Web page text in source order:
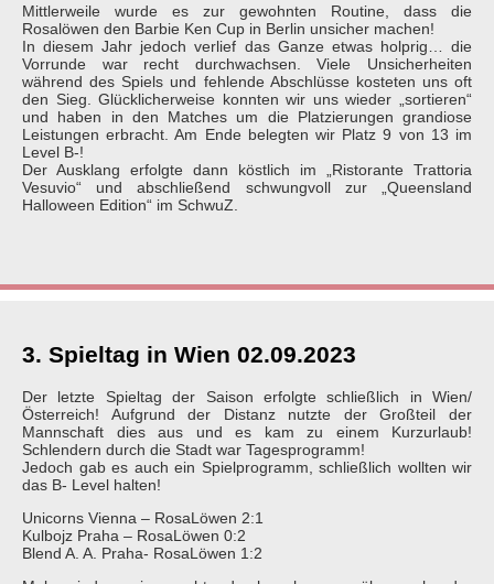
Mittlerweile wurde es zur gewohnten Routine, dass die
Rosalöwen den Barbie Ken Cup in Berlin unsicher machen!
In diesem Jahr jedoch verlief das Ganze etwas holprig… die
Vorrunde war recht durchwachsen. Viele Unsicherheiten
während des Spiels und fehlende Abschlüsse kosteten uns oft
den Sieg. Glücklicherweise konnten wir uns wieder „sortieren“
und haben in den Matches um die Platzierungen grandiose
Leistungen erbracht. Am Ende belegten wir Platz 9 von 13 im
Level B-!
Der Ausklang erfolgte dann köstlich im „Ristorante Trattoria
Vesuvio“ und abschließend schwungvoll zur „Queensland
Halloween Edition“ im SchwuZ.
3. Spieltag in Wien 02.09.2023
Der letzte Spieltag der Saison erfolgte schließlich in Wien/
Österreich! Aufgrund der Distanz nutzte der Großteil der
Mannschaft dies aus und es kam zu einem Kurzurlaub!
Schlendern durch die Stadt war Tagesprogramm!
Jedoch gab es auch ein Spielprogramm, schließlich wollten wir
das B- Level halten!
Unicorns Vienna – RosaLöwen 2:1
Kulbojz Praha – RosaLöwen 0:2
Blend A. A. Praha- RosaLöwen 1:2